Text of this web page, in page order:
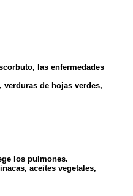
las enfermedades
de hojas verdes,
los pulmones.
aceites vegetales,